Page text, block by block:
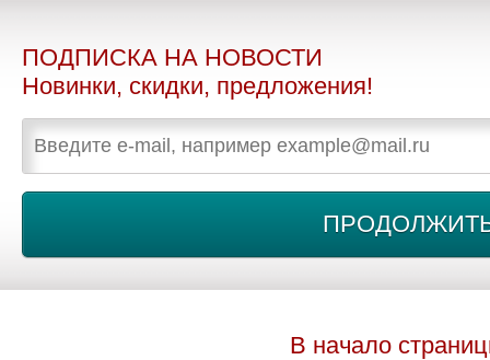
ПОДПИСКА НА НОВОСТИ
Новинки, скидки, предложения!
В начало